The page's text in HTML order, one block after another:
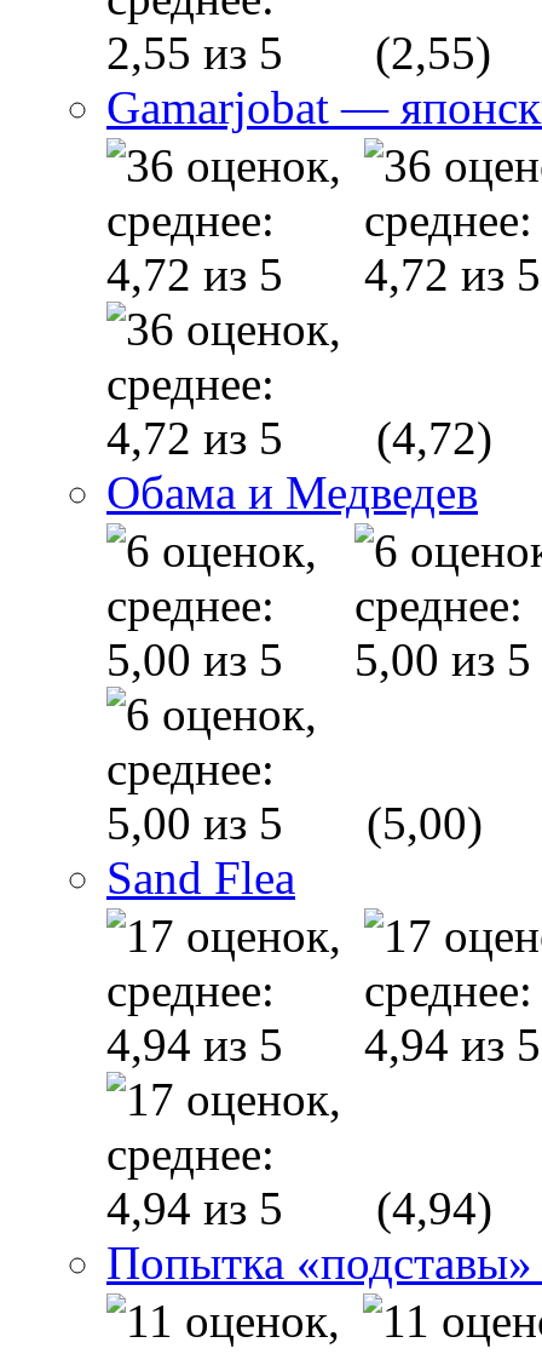
(2,55)
Gamarjobat —
(4,72)
Обама и Медведев
(5,00)
Sand Flea
(4,94)
Попытка «подставы»